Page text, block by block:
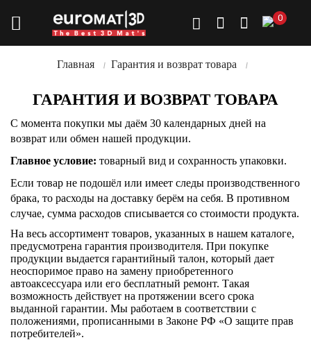
0
Главная Гарантия и возврат товара
ГАРАНТИЯ И ВОЗВРАТ ТОВАРА
С момента покупки мы даём 30 календарных дней на
возврат или обмен нашей продукции.
Главное условие: товарный вид и сохранность упаковки.
Если товар не подошёл или имеет следы производственного
брака, то расходы на доставку берём на себя. В противном
случае, сумма расходов списывается со стоимости продукта.
На весь ассортимент товаров, указанных в нашем каталоге,
предусмотрена гарантия производителя. При покупке
продукции выдается гарантийный талон, который дает
неоспоримое право на замену приобретенного
автоаксессуара или его бесплатный ремонт. Такая
возможность действует на протяжении всего срока
выданной гарантии. Мы работаем в соответствии с
положениями, прописанными в Законе РФ «О защите прав
потребителей».